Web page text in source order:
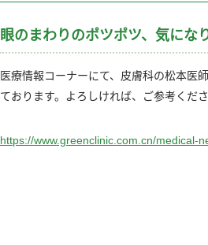
医療情報コーナーにて、皮膚科の松本医
ております。よろしければ、ご参考くださ
https://www.greenclinic.com.cn/medical-